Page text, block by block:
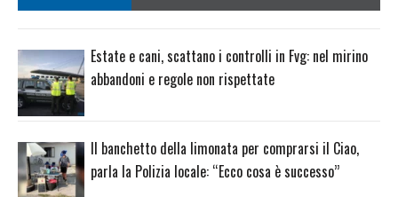
Estate e cani, scattano i controlli in Fvg: nel mirino
abbandoni e regole non rispettate
Il banchetto della limonata per comprarsi il Ciao,
parla la Polizia locale: “Ecco cosa è successo”